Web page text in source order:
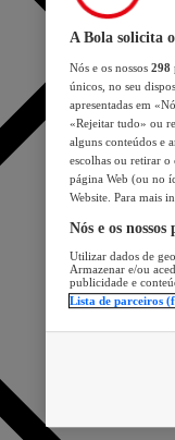
A Bola solicita
Nós e os nossos 298
únicos, no seu
apresentadas em
«Rejeitar tudo» ou
alguns conteúdos e
escolhas ou retirar
página Web (ou no
Website. Para mais
Nós e os
Utilizar dados de
Armazenar e/ou
publicidade e
Lista de parceiros